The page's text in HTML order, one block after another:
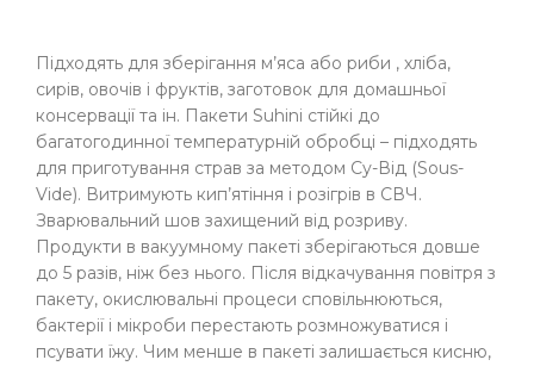
Підходять для зберігання м’яса або риби , хліба,
сирів, овочів і фруктів, заготовок для домашньої
консервації та ін. Пакети Suhini стійкі до
багатогодинної температурній обробці – підходять
для приготування страв за методом Су-Від (Sous-
Vide). Витримують кип’ятіння і розігрів в СВЧ.
Зварювальний шов захищений від розриву.
Продукти в вакуумному пакеті зберігаються довше
до 5 разів, ніж без нього. Після відкачування повітря з
пакету, окислювальні процеси сповільнюються,
бактерії і мікроби перестають розмножуватися і
псувати їжу. Чим менше в пакеті залишається кисню,